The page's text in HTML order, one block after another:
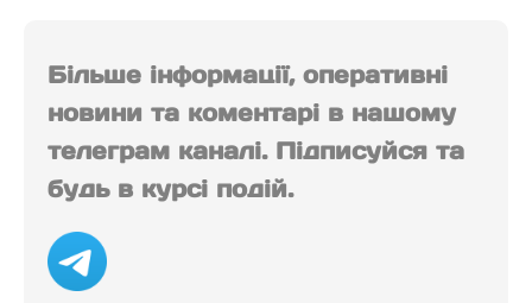
Більше інформації, оперативні
новини та коментарі в нашому
телеграм каналі. Підписуйся та
будь в курсі подій.